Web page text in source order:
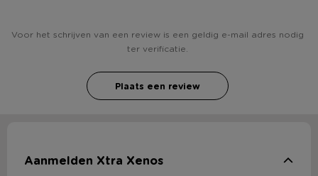
Voor het schrijven van een review is een geldig e-mail adres nodig
ter verificatie.
Plaats een review
Aanmelden Xtra Xenos